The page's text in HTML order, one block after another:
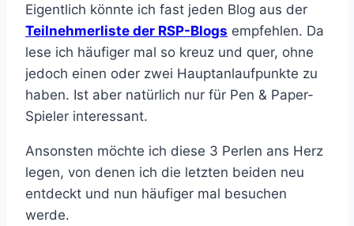
Eigentlich könnte ich fast jeden Blog aus der
Teilnehmerliste der RSP-Blogs empfehlen. Da
lese ich häufiger mal so kreuz und quer, ohne
jedoch einen oder zwei Hauptanlaufpunkte zu
haben. Ist aber natürlich nur für Pen & Paper-
Spieler interessant.
Ansonsten möchte ich diese 3 Perlen ans Herz
legen, von denen ich die letzten beiden neu
entdeckt und nun häufiger mal besuchen
werde.